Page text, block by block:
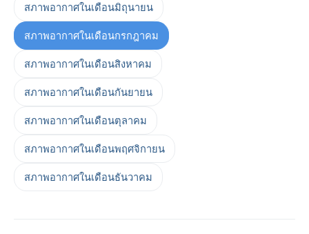
สภาพอากาศในเดือนมิถุนายน
สภาพอากาศในเดือนกรกฎาคม
สภาพอากาศในเดือนสิงหาคม
สภาพอากาศในเดือนกันยายน
สภาพอากาศในเดือนตุลาคม
สภาพอากาศในเดือนพฤศจิกายน
สภาพอากาศในเดือนธันวาคม